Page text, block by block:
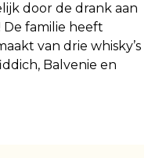
door de drank aan
familie heeft
van drie whisky’s
Balvenie en